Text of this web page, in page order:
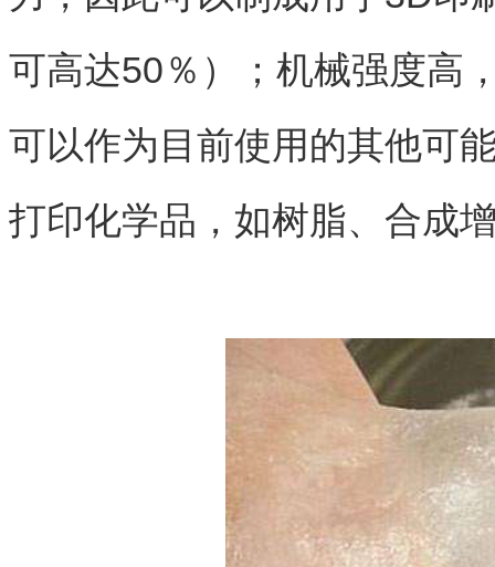
可高达50％）；机械强度高
可以作为目前使用的其他可
打印化学品，如树脂、合成